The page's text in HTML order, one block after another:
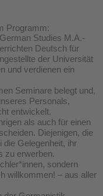
Programm:
Studies M.A.-
Deutsch für
der Universität
und verdienen ein
Seminare belegt und,
Personals,
entwickelt.
als auch für einen
Diejenigen, die
die Gelegenheit, ihr
zu erwerben.
sondern
willkommen! – aus aller